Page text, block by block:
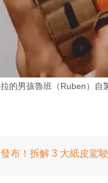
的男孩魯班（Ruben）自
布！拆解 3 大紙皮駕